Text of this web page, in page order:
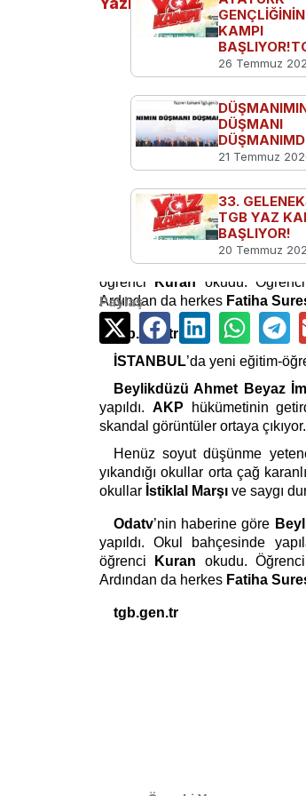
İSTANBUL’da yeni eğitim-
Beylikdüzü Ahmet Beyaz
AKP
hükümetinin
skandal görüntüler ortaya çıkıyor.
Henüz soyut düşünme
yıkandığı okullar orta çağ
İstiklal Marşıve saygı
’nin haberine göre
yapıldı. Okul bahçesinde
öğrenci Kuran okudu.
Ardından da herkes Fatiha
tgb.gen.tr
İSTANBUL’da yeni eğitim-
Beylikdüzü Ahmet Beyaz
yapıldı. AKP hükümetinin
skandal görüntüler ortaya çıkıyor.
Henüz soyut düşünme
yıkandığı okullar orta çağ
okullar İstiklal Marşı ve saygı
Odatv’nin haberine göre
yapıldı. Okul bahçesinde
öğrenci Kuran okudu.
Ardından da herkes Fatiha
tgb.gen.tr
Yazılar
KAMPI
26 Temmuz
DÜŞMANI
21 Temmuz
33.
TGB YAZ
BAŞLIYOR!
20 Temmuz
Paylaş